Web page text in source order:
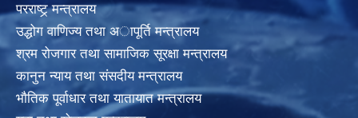
परराष्ट्र् मन्त्रालय
उद्धोग वाणिज्य तथा अापूर्ति मन्त्रालय
श्रम रोजगार तथा सामाजिक सूरक्षा मन्त्रालय
कानुन न्याय तथा संसदीय मन्त्रालय
भाैतिक पूर्वाधार तथा यातायात मन्त्रालय